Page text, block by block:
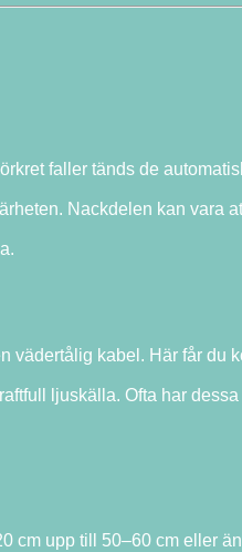
faller tänds de
Nackdelen kan vara
vädertålig kabel. Här får du
ljuskälla. Ofta har
cm upp till 50–60 cm eller